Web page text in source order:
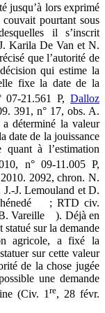
jusqu’à lors exprimé
pourtant sous
il s’inscrit
Karila De Van et N.
que l’autorité de
qui estime la
fixe la date de la
07-21.561 P,Dalloz
391, n° 17, obs. A.
déterminé la valeur
date de la jouissance
à l’estimation
n° 09-11.005 P,
2092, chron. N.
J.-J. Lemouland et D.
; RTD civ.
Vareille
). Déjà en
sur la demande
agricole, a fixé la
sur cette valeur
de la chose jugée
une demande
(Civ. 1 re, 28 févr.